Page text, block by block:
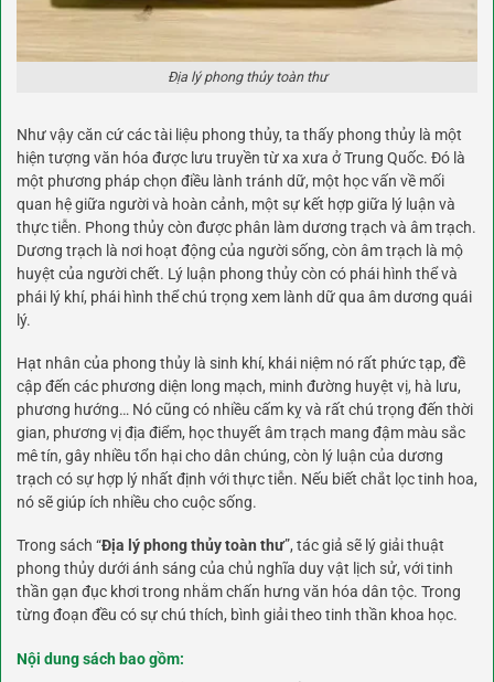
Địa lý phong thủy toàn thư
Như vậy căn cứ các tài liệu phong thủy, ta thấy phong thủy là một
hiện tượng văn hóa được lưu truyền từ xa xưa ở Trung Quốc. Đó là
một phương pháp chọn điều lành tránh dữ, một học vấn về mối
quan hệ giữa người và hoàn cảnh, một sự kết hợp giữa lý luận và
thực tiễn. Phong thủy còn được phân làm dương trạch và âm trạch.
Dương trạch là nơi hoạt động của người sống, còn âm trạch là mộ
huyệt của người chết. Lý luận phong thủy còn có phái hình thể và
phái lý khí, phái hình thể chú trọng xem lành dữ qua âm dương quái
lý.
Hạt nhân của phong thủy là sinh khí, khái niệm nó rất phức tạp, đề
cập đến các phương diện long mạch, minh đường huyệt vị, hà lưu,
phương hướng… Nó cũng có nhiều cấm kỵ và rất chú trọng đến thời
gian, phương vị địa điểm, học thuyết âm trạch mang đậm màu sắc
mê tín, gây nhiều tổn hại cho dân chúng, còn lý luận của dương
trạch có sự hợp lý nhất định với thực tiễn. Nếu biết chắt lọc tinh hoa,
nó sẽ giúp ích nhiều cho cuộc sống.
Trong sách “Địa lý phong thủy toàn thư”, tác giả sẽ lý giải thuật
phong thủy dưới ánh sáng của chủ nghĩa duy vật lịch sử, với tinh
thần gạn đục khơi trong nhằm chấn hưng văn hóa dân tộc. Trong
từng đoạn đều có sự chú thích, bình giải theo tinh thần khoa học.
Nội dung sách bao gồm: